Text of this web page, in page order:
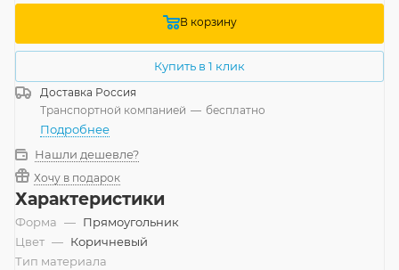
В корзину
Купить в 1 клик
Доставка Россия
Транспортной компанией — бесплатно
Подробнее
Нашли дешевле?
Хочу в подарок
Характеристики
Форма — Прямоугольник
Цвет — Коричневый
Тип материала